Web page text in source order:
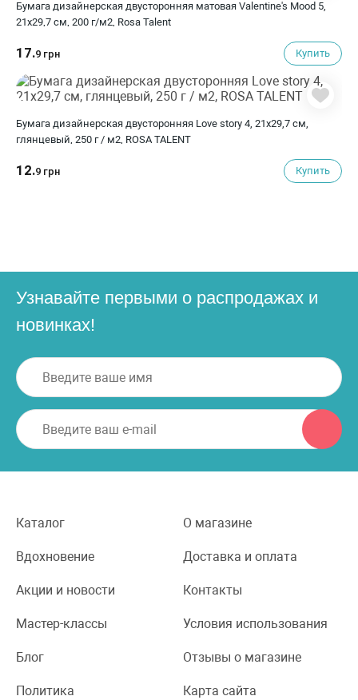
Бумага дизайнерская двусторонняя матовая Valentine's Mood 5,
21х29,7 см, 200 г/м2, Rosa Talent
17.9 грн Купить
Бумага дизайнерская двусторонняя Love story 4, 21х29,7 см,
глянцевый, 250 г / м2, ROSA TALENT
12.9 грн Купить
Узнавайте первыми о распродажах и
новинках!
Каталог О магазине
Вдохновение Доставка и оплата
Акции и новости Контакты
Мастер-классы Условия использования
Блог Отзывы о магазине
Политика Карта сайта